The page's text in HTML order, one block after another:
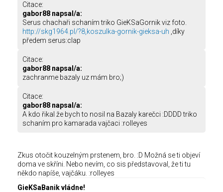
Citace:
gabor88 napsal/a:
Serus chachaři schaním triko GieKSaGornik viz foto.
http://skg1964.pl/?8,koszulka-gornik-gieksa-uh ,díky
předem serus:clap
Citace:
gabor88 napsal/a:
zachranme bazaly uz mám bro;)
Citace:
gabor88 napsal/a:
A kdo řikal že bych to nosil na Bazaly karečci :DDDD triko
schaním pro kamarada vajčaci :rolleyes
Zkus otočit kouzelným prstenem, bro. :D Možná se ti objeví
doma ve skříni. Nebo nevím, co sis představoval, že ti tu
někdo napíše, vajčáku. :rolleyes
GieKSaBanik vládne!